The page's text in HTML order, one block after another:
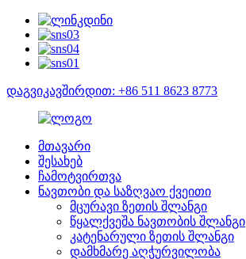
დაგვიკავშირდით: +86 511 8623 8773
მთავარი
შესახებ
ჩამოტვირთვა
ნავთობი და საზღვაო ქვეითი
მცურავი ზეთის შლანგი
წყალქვეშა ნავთობის შლანგი
კატენარული ზეთის შლანგი
დამხმარე აღჭურვილობა